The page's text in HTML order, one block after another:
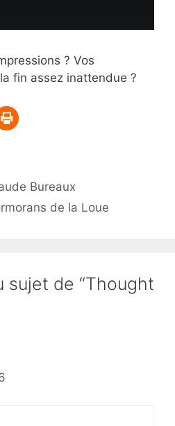
? Vos
fin assez inattendue ?
Bureaux
de la Loue
sujet de “Thought